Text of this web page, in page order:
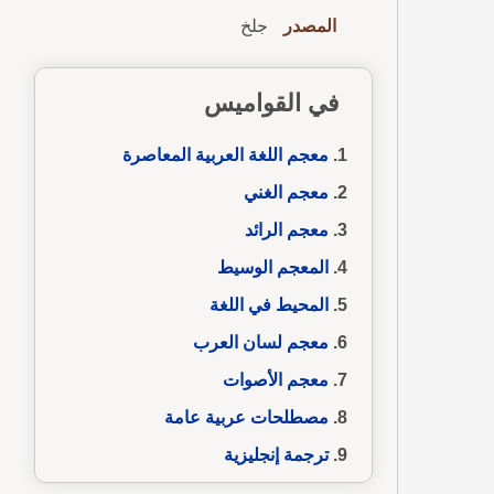
المصدر جلخ
في القواميس
معجم اللغة العربية المعاصرة
معجم الغني
معجم الرائد
المعجم الوسيط
المحيط في اللغة
معجم لسان العرب
معجم الأصوات
مصطلحات عربية عامة
ترجمة إنجليزية